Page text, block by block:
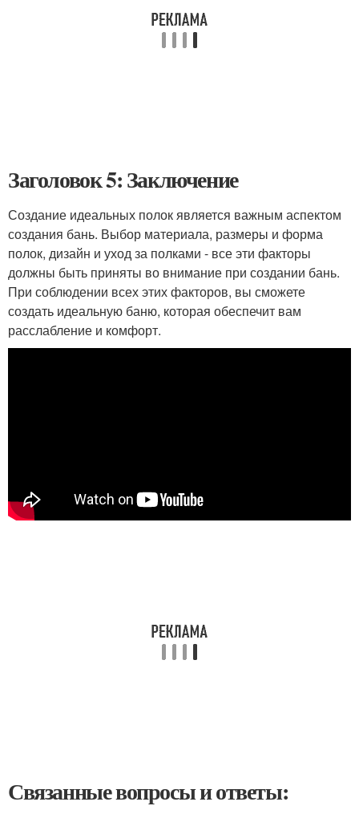
Заголовок 5: Заключение
Создание идеальных полок является важным аспектом
создания бань. Выбор материала, размеры и форма
полок, дизайн и уход за полками - все эти факторы
должны быть приняты во внимание при создании бань.
При соблюдении всех этих факторов, вы сможете
создать идеальную баню, которая обеспечит вам
расслабление и комфорт.
Связанные вопросы и ответы: